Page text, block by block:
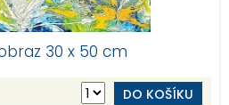
30 x 50 cm
DO KOŠÍKU